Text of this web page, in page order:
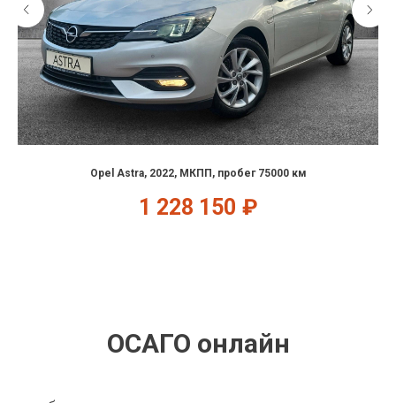
Opel Astra, 2022, МКПП, пробег 75000 км
1 228 150 ₽
ОСАГО онлайн